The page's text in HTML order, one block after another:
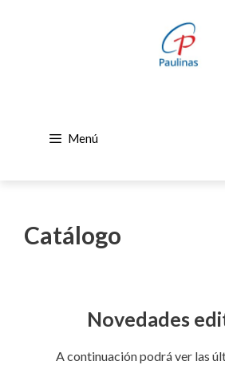
Menú
Catálogo
Novedades
A continuación podrá ver las